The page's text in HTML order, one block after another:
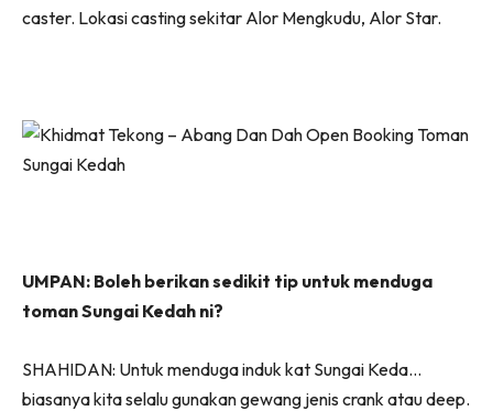
caster. Lokasi casting sekitar Alor Mengkudu, Alor Star.
UMPAN: Boleh berikan sedikit tip untuk menduga
toman Sungai Kedah ni?
SHAHIDAN: Untuk menduga induk kat Sungai Keda…
biasanya kita selalu gunakan gewang jenis crank atau deep.